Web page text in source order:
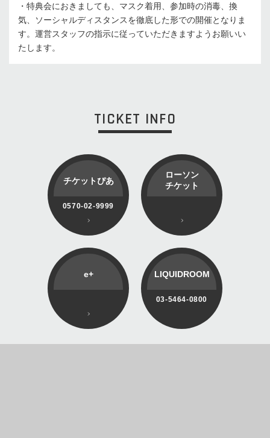
・特典会におきましても、マスク着用、参加時の消毒、換
気、ソーシャルディスタンスを徹底した形での開催となりま
す。運営スタッフの指示に従っていただきますようお願いい
たします。
TICKET INFO
チケットぴあ
0570-02-9999
ローソン
チケット
e+ LIQUIDROOM
03-5464-0800